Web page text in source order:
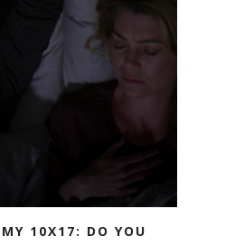
10X17: DO YOU